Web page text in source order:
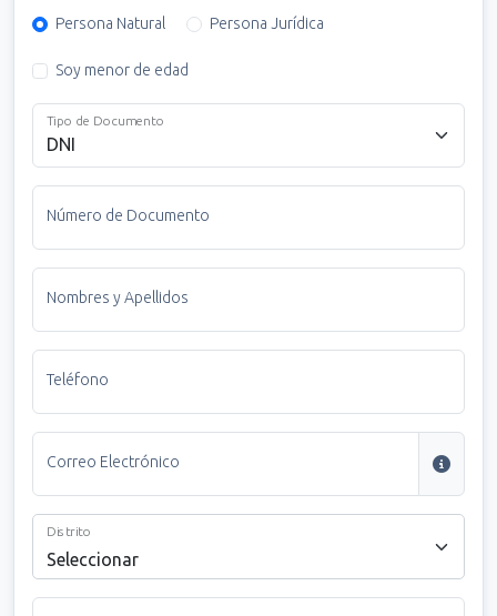
Persona Natural Persona Jurídica
Soy menor de edad
Tipo de Documento
Número de Documento
Nombres y Apellidos
Teléfono
Correo Electrónico
Seleccionar
Distrito